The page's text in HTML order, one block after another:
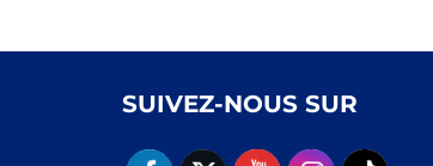
SUIVEZ-NOUS SUR